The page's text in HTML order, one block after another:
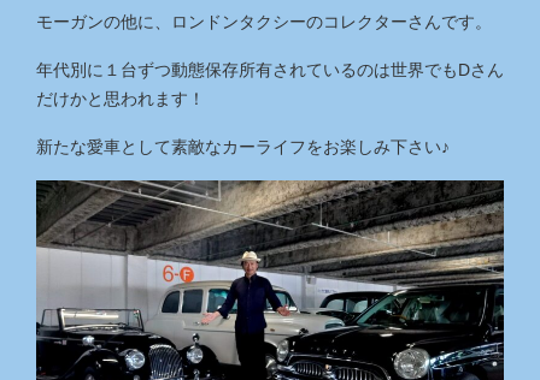
モーガンの他に、ロンドンタクシーのコレクターさんです。
年代別に１台ずつ動態保存所有されているのは世界でもDさん
だけかと思われます！
新たな愛車として素敵なカーライフをお楽しみ下さい♪